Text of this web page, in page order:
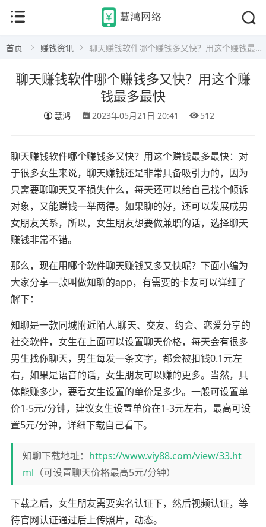
首页 赚钱资讯 聊天赚钱软件哪个赚钱多又快？用这个赚钱最多最快
聊天赚钱软件哪个赚钱多又快？用这个赚
钱最多最快
慧鸿 2023年05月21日 20:41 512
聊天赚钱软件哪个赚钱多又快？用这个赚钱最多最快：对
于很多女生来说，聊天赚钱还是非常具备吸引力的，因为
只需要聊聊天又不损失什么，每天还可以给自己找个倾诉
对象，又能赚钱一举两得。如果聊的好，还可以发展成男
女朋友关系，所以，女生朋友想要做兼职的话，选择聊天
赚钱非常不错。
那么，现在用哪个软件聊天赚钱又多又快呢？下面小编为
大家分享一款叫做知聊的app，有需要的卡友可以详细了
解下：
知聊是一款同城附近陌人,聊天、交友、约会、恋爱分享的
社交软件，女生在上面可以设置聊天价格，每天会有很多
男生找你聊天，男生每发一条文字，都会被扣钱0.1元左
右，如果是语音的话，女生朋友可以赚的更多。当然，具
体能赚多少，要看女生设置的单价是多少。一般可设置单
价1-5元/分钟，建议女生设置单价在1-3元左右，最高可设
置5元/分钟，详细下载自己看下。
知聊下载地址： https://www.viy88.com/view/33.ht
ml （可设置聊天价格最高5元/分钟）
下载之后，女生朋友需要实名认证下，然后视频认证，等
待官网认证通过后上传照片，动态。